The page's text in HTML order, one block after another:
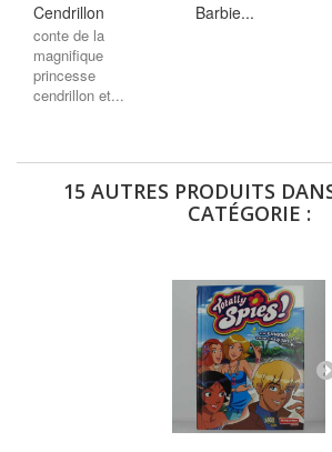
Cendrillon
conte de la
magnifique
princesse
cendrillon et...
Barbie...
15 AUTRES PRODUITS
CATÉGORIE :